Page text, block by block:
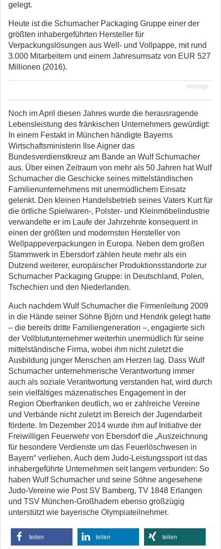
gelegt.
Heute ist die Schumacher Packaging Gruppe einer der
größten inhabergeführten Hersteller für
Verpackungslösungen aus Well- und Vollpappe, mit rund
3.000 Mitarbeitern und einem Jahresumsatz von EUR 527
Millionen (2016).
Anzeige
Noch im April diesen Jahres wurde die herausragende
Lebensleistung des fränkischen Unternehmers gewürdigt:
In einem Festakt in München händigte Bayerns
Wirtschaftsministerin Ilse Aigner das
Bundesverdienstkreuz am Bande an Wulf Schumacher
aus. Über einen Zeitraum von mehr als 50 Jahren hat Wulf
Schumacher die Geschicke seines mittelständischen
Familienunternehmens mit unermüdlichem Einsatz
gelenkt. Den kleinen Handelsbetrieb seines Vaters Kurt für
die örtliche Spielwaren-, Polster- und Kleinmöbelindustrie
verwandelte er im Laufe der Jahrzehnte konsequent in
einen der größten und modernsten Hersteller von
Wellpappeverpackungen in Europa. Neben dem großen
Stammwerk in Ebersdorf zählen heute mehr als ein
Dutzend weiterer, europäischer Produktionsstandorte zur
Schumacher Packaging Gruppe: in Deutschland, Polen,
Tschechien und den Niederlanden.
Auch nachdem Wulf Schumacher die Firmenleitung 2009
in die Hände seiner Söhne Björn und Hendrik gelegt hatte
– die bereits dritte Familiengeneration –, engagierte sich
der Vollblutunternehmer weiterhin unermüdlich für seine
mittelständische Firma, wobei ihm nicht zuletzt die
Ausbildung junger Menschen am Herzen lag. Dass Wulf
Schumacher unternehmerische Verantwortung immer
auch als soziale Verantwortung verstanden hat, wird durch
sein vielfältiges mäzenatisches Engagement in der
Region Oberfranken deutlich, wo er zahlreiche Vereine
und Verbände nicht zuletzt im Bereich der Jugendarbeit
förderte. Im Dezember 2014 wurde ihm auf Initiative der
Freiwilligen Feuerwehr von Ebersdorf die „Auszeichnung
für besondere Verdienste um das Feuerlöschwesen in
Bayern“ verliehen. Auch dem Judo-Leistungssport ist das
inhabergeführte Unternehmen seit langem verbunden: So
haben Wulf Schumacher und seine Söhne angesehene
Judo-Vereine wie Post SV Bamberg, TV 1848 Erlangen
und TSV München-Großhadern ebenso großzügig
unterstützt wie bayerische Olympiateilnehmer.
teilen teilen teilen